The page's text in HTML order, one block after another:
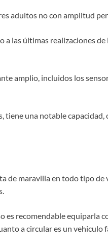
adultos no con amplitud
a las últimas realizaciones
amplio, incluidos los
tiene una notable
de maravilla en todo tipo de
es recomendable equiparla
a circular es un vehiculo